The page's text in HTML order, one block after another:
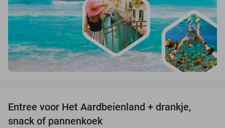
Entree voor Het Aardbeienland + drankje,
snack of pannenkoek